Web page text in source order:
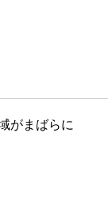
がまばらに